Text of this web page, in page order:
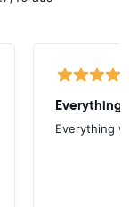
Everything
Everything